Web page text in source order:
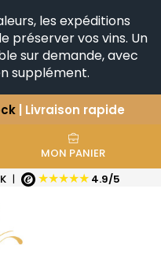
les expéditions
préserver vos vins. Un
sur demande, avec
supplément.
| Livraison rapide
?
& Verticales
MON PANIER
| ★★★★★ 4.9/5